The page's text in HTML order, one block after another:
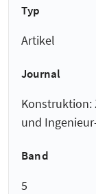
Typ
Artikel
Journal
und
Band
5